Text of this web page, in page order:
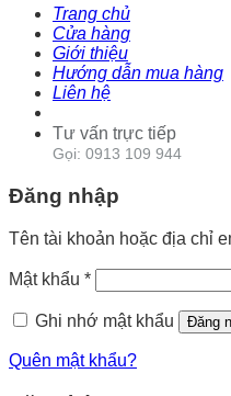
Trang chủ
Cửa hàng
Giới thiệu
Hướng dẫn mua hàng
Liên hệ
Tư vấn trực tiếp
Gọi: 0913 109 944
Đăng nhập
Tên tài khoản hoặc địa chỉ
Mật khẩu *
Ghi nhớ mật khẩu Đăng
Quên mật khẩu?